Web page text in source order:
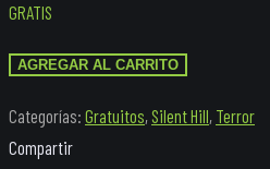
GRATIS
DEMO
Hill
Classics
AGREGAR AL CARRITO
Categorías: Gratuitos,Silent Hill, Terror